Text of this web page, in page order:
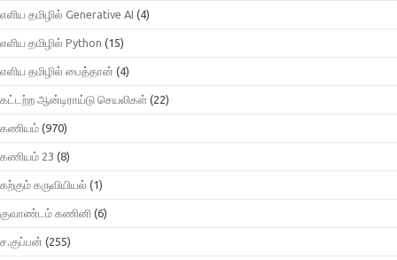
எளிய தமிழில் Generative AI (4)
எளிய தமிழில் Python (15)
எளிய தமிழில் பைத்தான் (4)
கட்டற்ற ஆன்டிராய்டு செயலிகள் (22)
கணியம் (970)
கணியம் 23 (8)
கற்கும் கருவியியல் (1)
குவாண்டம் கணினி (6)
ச.குப்பன் (255)